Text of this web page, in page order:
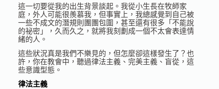
這一切要從我的出生背景談起。我從小生長在牧師家
庭，外人可能很羨慕我，但事實上，我總感覺到自己被
一些不成文的潛規則團團包圍，甚至還有很多「不能說
的祕密」，久而久之，就將我刻劃成一個不太會表達情
緒的人。
這些狀況真是我們不樂見的，但怎麼卻這樣發生了？也
許，你在教會中，聽過律法主義、完美主義、盲從，這
些意識型態。
律法主義